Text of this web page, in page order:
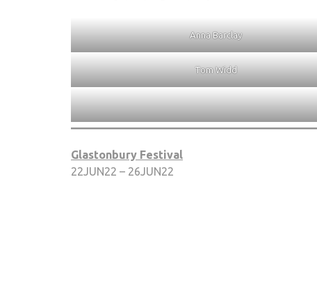
Anna Barclay
Tom Widd
Glastonbury Festival
22JUN22 – 26JUN22